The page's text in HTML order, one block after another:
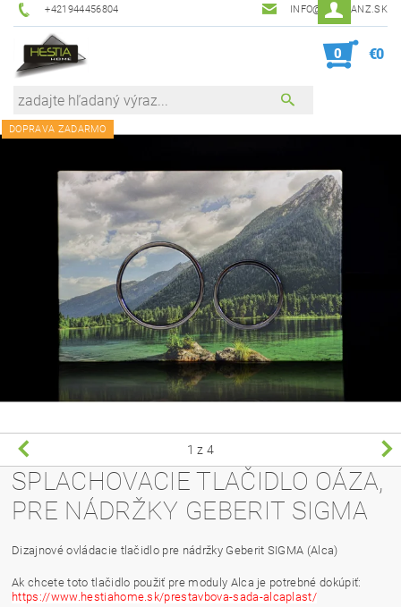
+421944456804 INFO@HESTIANZ.SK
0 €0
DOPRAVA ZADARMO
1 z 4
SPLACHOVACIE TLAČIDLO OÁZA,
PRE NÁDRŽKY GEBERIT SIGMA
Dizajnové ovládacie tlačidlo pre nádržky Geberit SIGMA (Alca)
Ak chcete toto tlačidlo použiť pre moduly Alca je potrebné dokúpiť:
https://www.hestiahome.sk/prestavbova-sada-alcaplast/